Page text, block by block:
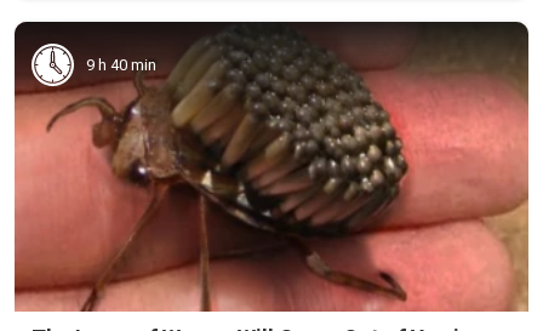
9 h 40 min